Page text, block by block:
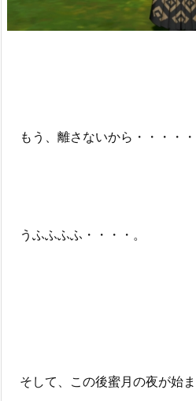
もう、離さないから・・・・・
うふふふふ・・・・。
そして、この後蜜月の夜が始ま